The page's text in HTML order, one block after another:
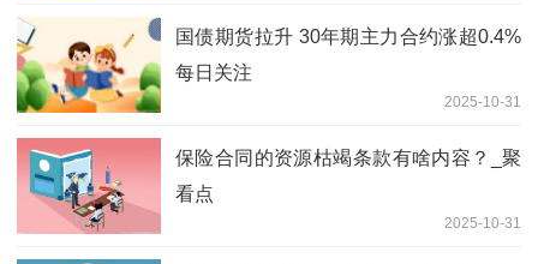
国债期货拉升 30年期主力合约涨超0.4%
每日关注
2025-10-31
保险合同的资源枯竭条款有啥内容？_聚
看点
2025-10-31